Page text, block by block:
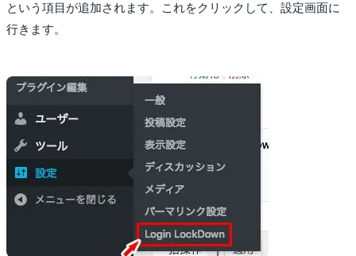
という項目が追加されます。これをクリックして、設定画面に
行きます。